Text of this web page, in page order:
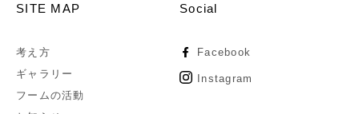
SITE MAP
考え方
ギャラリー
フームの活動
Social
Facebook
Instagram